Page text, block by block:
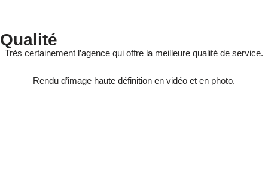
Qualité
Très certainement l’agence qui offre la meilleure qualité de service.
Rendu d’image haute définition en vidéo et en photo.